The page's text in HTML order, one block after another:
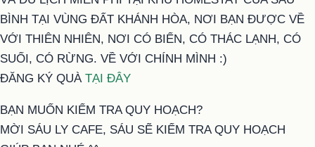
BÌNH TẠI VÙNG ĐẤT KHÁNH HÒA, NƠI BẠN ĐƯỢC VỀ
VỚI THIÊN NHIÊN, NƠI CÓ BIỂN, CÓ THÁC LẠNH, CÓ
SUỐI, CÓ RỪNG. VỀ VỚI CHÍNH MÌNH :)
ĐĂNG KÝ QUÀ TẠI ĐÂY
BẠN MUỐN KIỂM TRA QUY HOẠCH?
MỜI SÁU LY CAFE, SÁU SẼ KIỂM TRA QUY HOẠCH